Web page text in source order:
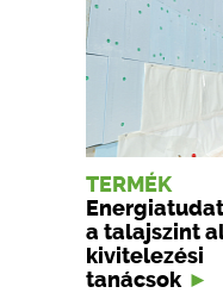
TERMÉK
a talajszint
kivitelezési
tanácsok